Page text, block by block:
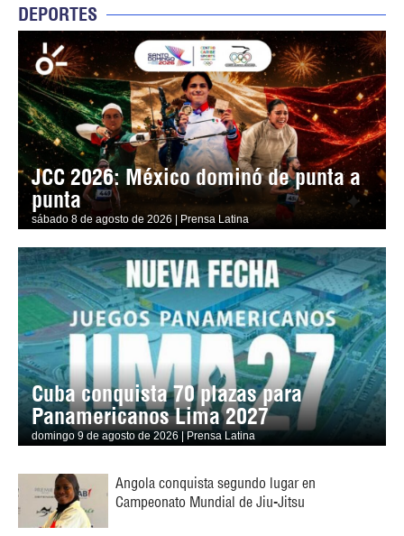
DEPORTES
JCC 2026: México dominó de punta a
punta
sábado 8 de agosto de 2026 | Prensa Latina
Cuba conquista 70 plazas para
Panamericanos Lima 2027
domingo 9 de agosto de 2026 | Prensa Latina
Angola conquista segundo lugar en
Campeonato Mundial de Jiu-Jitsu